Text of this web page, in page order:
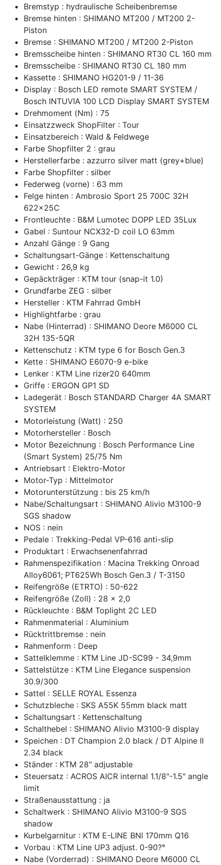
Bremstyp : hydraulische Scheibenbremse
Bremse hinten : SHIMANO MT200 / MT200 2-
Piston
Bremse : SHIMANO MT200 / MT200 2-Piston
Bremsscheibe hinten : SHIMANO RT30 CL 160 mm
Bremsscheibe : SHIMANO RT30 CL 180 mm
Kassette : SHIMANO HG201-9 / 11-36
Display : Bosch LED remote SMART SYSTEM /
Bosch INTUVIA 100 LCD Display SMART SYSTEM
Drehmoment (Nm) : 75
Einsatzzweck ShopFilter : Tour
Einsatzbereich : Wald & Feldwege
Farbe Shopfilter 2 : grau
Herstellerfarbe : azzurro silver matt (grey+blue)
Farbe Shopfilter : silber
Federweg (vorne) : 63 mm
Felge hinten : Ambrosio Sport 25 700C 32H
622x25C
Frontleuchte : B&M Lumotec DOPP LED 35Lux
Gabel : Suntour NCX32-D coil LO 63mm
Anzahl Gänge : 9 Gang
Schaltungsart-Gänge : Kettenschaltung
Gewicht : 26,9 kg
Gepäckträger : KTM tour (snap-it 1.0)
Grundfarbe ZEG : silber
Hersteller : KTM Fahrrad GmbH
Highlightfarbe : grau
Nabe (Hinterrad) : SHIMANO Deore M6000 CL
32H 135-5QR
Kettenschutz : KTM type 6 for Bosch Gen.3
Kette : SHIMANO E6070-9 e-bike
Lenker : KTM Line rizer20 640mm
Griffe : ERGON GP1 SD
Ladegerät : Bosch STANDARD Charger 4A SMART
SYSTEM
Motorleistung (Watt) : 250
Motorhersteller : Bosch
Motor Bezeichnung : Bosch Performance Line
(Smart System) 25/75 Nm
Antriebsart : Elektro-Motor
Motor-Typ : Mittelmotor
Motorunterstützung : bis 25 km/h
Nabe/Schaltungsart : SHIMANO Alivio M3100-9
SGS shadow
NOS : nein
Pedale : Trekking-Pedal VP-616 anti-slip
Produktart : Erwachsenenfahrrad
Rahmenspezifikation : Macina Trekking Onroad
Alloy6061; PT625Wh Bosch Gen.3 / T-3150
Reifengröße (ETRTO) : 50-622
Reifengröße (Zoll) : 28 x 2,0
Rückleuchte : B&M Toplight 2C LED
Rahmenmaterial : Aluminium
Rücktrittbremse : nein
Rahmenform : Deep
Sattelklemme : KTM Line JD-SC99 - 34,9mm
Sattelstütze : KTM Line Elegance suspension
30.9/300
Sattel : SELLE ROYAL Essenza
Schutzbleche : SKS A55K 55mm black matt
Schaltungsart : Kettenschaltung
Schalthebel : SHIMANO Alivio M3100-9 display
Speichen : DT Champion 2.0 black / DT Alpine II
2.34 black
Ständer : KTM 28" adjustable
Steuersatz : ACROS AICR internal 1.1/8"-1.5" angle
limit
Straßenausstattung : ja
Schaltwerk : SHIMANO Alivio M3100-9 SGS
shadow
Kurbelgarnitur : KTM E-LINE BNI 170mm Q16
Vorbau : KTM Line UP3 adjust. 0-90?°
Nabe (Vorderrad) : SHIMANO Deore M6000 CL